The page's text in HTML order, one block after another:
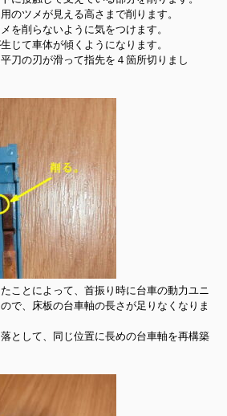
のツメが見える高さまで削ります。
を削らないように気をつけます。
じて車体が傾くようになります。
刀の刃が滑って指先を４箇所切りまし
ことによって、首振り時に台車の動力ユニ
で、床板の台車軸の長さが足りなくなりま
として、同じ位置に長めの台車軸を再構築